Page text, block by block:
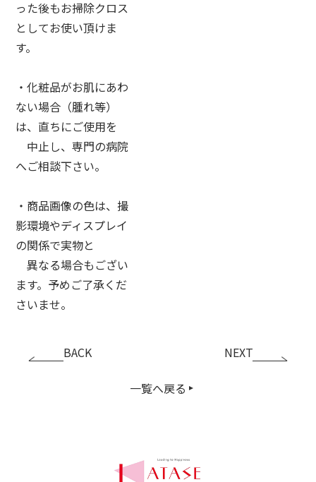
った後もお掃除クロス
としてお使い頂けま
す。
・化粧品がお肌にあわ
ない場合（腫れ等）
は、直ちにご使用を
中止し、専門の病院
へご相談下さい。
・商品画像の色は、撮
影環境やディスプレイ
の関係で実物と
異なる場合もござい
ます。予めご了承くだ
さいませ。
BACK
一覧へ戻る
NEXT